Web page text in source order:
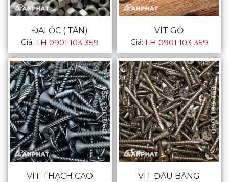
ĐAI ỐC ( TÁN)
Giá: LH 0901 103 359
VÍT GỖ
Giá: LH 0901 103 359
VÍT THẠCH CAO VÍT ĐẦU BẰNG